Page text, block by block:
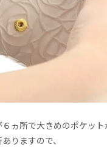
ヵ所で大きめのポケッ
りますので、